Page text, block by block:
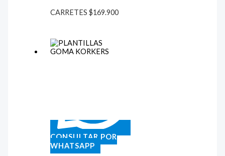
CARRETES $169.900
CONSULTAR POR
WHATSAPP